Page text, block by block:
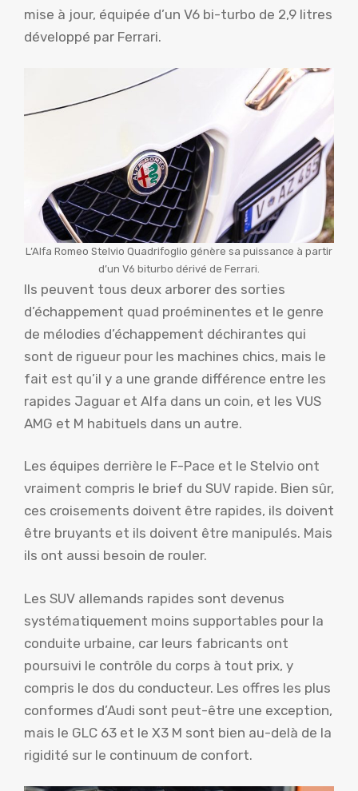
mise à jour, équipée d’un V6 bi-turbo de 2,9 litres
développé par Ferrari.
L’Alfa Romeo Stelvio Quadrifoglio génère sa puissance à partir
d’un V6 biturbo dérivé de Ferrari.
Ils peuvent tous deux arborer des sorties
d’échappement quad proéminentes et le genre
de mélodies d’échappement déchirantes qui
sont de rigueur pour les machines chics, mais le
fait est qu’il y a une grande différence entre les
rapides Jaguar et Alfa dans un coin, et les VUS
AMG et M habituels dans un autre.
Les équipes derrière le F-Pace et le Stelvio ont
vraiment compris le brief du SUV rapide. Bien sûr,
ces croisements doivent être rapides, ils doivent
être bruyants et ils doivent être manipulés. Mais
ils ont aussi besoin de rouler.
Les SUV allemands rapides sont devenus
systématiquement moins supportables pour la
conduite urbaine, car leurs fabricants ont
poursuivi le contrôle du corps à tout prix, y
compris le dos du conducteur. Les offres les plus
conformes d’Audi sont peut-être une exception,
mais le GLC 63 et le X3 M sont bien au-delà de la
rigidité sur le continuum de confort.